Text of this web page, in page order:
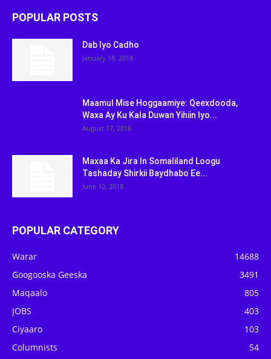
POPULAR POSTS
Dab Iyo Cadho
January 18, 2018
Maamul Mise Hoggaamiye: Qeexdooda,
Waxa Ay Ku Kala Duwan Yihiin Iyo...
August 17, 2018
Maxaa Ka Jira In Somaliland Loogu
Tashaday Shirkii Baydhabo Ee...
June 10, 2018
POPULAR CATEGORY
Warar
14688
Googooska Geeska
3491
Maqaalo
805
JOBS
403
Ciyaaro
103
Columnists
54